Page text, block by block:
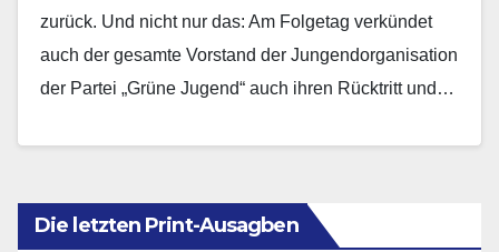
zurück. Und nicht nur das: Am Folgetag verkündet
auch der gesamte Vorstand der Jungendorganisation
der Partei „Grüne Jugend“ auch ihren Rücktritt und…
Die letzten Print-Ausagben